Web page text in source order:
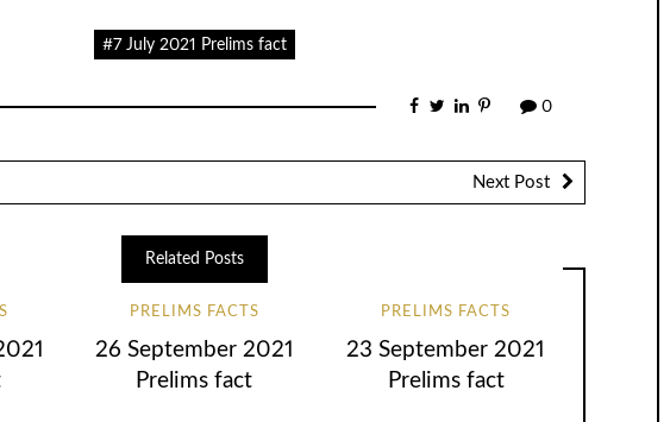
#7 July 2021 Prelims fact
0
Next Post
Related Posts
PRELIMS FACTS
26 September 2021
Prelims fact
PRELIMS FACTS
23 September 2021
Prelims fact